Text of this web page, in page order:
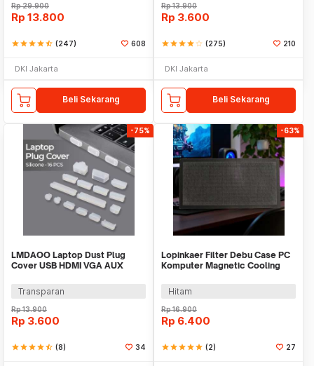
Rp29.900
Rp 13.800
starstarstarstarstar_half (247) 608
DKI Jakarta
Beli Sekarang
Rp13.900
Rp 3.600
starstarstarstarstar_border (275) 210
DKI Jakarta
Beli Sekarang
-75%
LMDAOO Laptop Dust Plug
Cover USB HDMI VGA AUX
Transparan
Rp13.900
Rp 3.600
starstarstarstarstar_half (8) 34
-63%
Lopinkaer Filter Debu Case PC
Komputer Magnetic Cooling
Hitam
Rp16.900
Rp 6.400
starstarstarstarstar (2) 27